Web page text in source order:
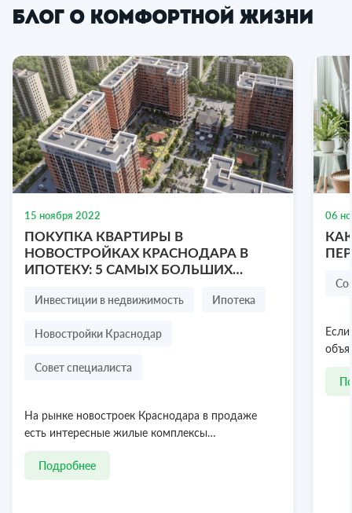
Участок 4 сот.
ДП Строитель, 43, Симферопольский район,
Республика Крым
4.36 соток
Блог о комфортной жизни
15 ноября 2022
ПОКУПКА КВАРТИРЫ В
НОВОСТРОЙКАХ КРАСНОДАРА В
ИПОТЕКУ: 5 САМЫХ БОЛЬШИХ
Инвестиции в недвижимость
Ипотека
Новостройки Краснодар
Совет специалиста
На рынке новостроек Краснодара в продаже
есть интересные жилые комплексы…
Подробнее
06